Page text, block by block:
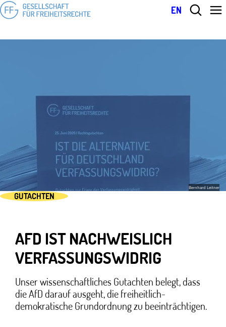
EN
Bernhard Leitner
GUTACHTEN
AFD IST NACHWEISLICH
VERFASSUNGSWIDRIG
Unser wissenschaftliches Gutachten belegt, dass
die AfD darauf ausgeht, die freiheitlich-
demokratische Grundordnung zu beeinträchtigen.